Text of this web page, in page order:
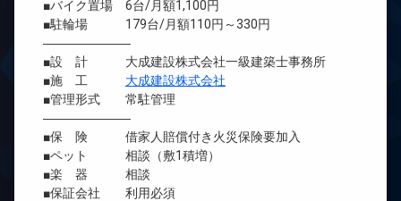
■バイク置場 6台/月額1,100円
■駐輪場 179台/月額110円～330円
―――――――
■設 計 大成建設株式会社一級建築士事務所
■施 工 大成建設株式会社
■管理形式 常駐管理
―――――――
■保 険 借家人賠償付き火災保険要加入
■ペット 相談（敷1積増）
■楽 器 相談
■保証会社 利用必須